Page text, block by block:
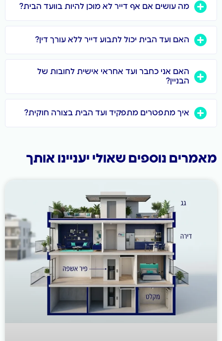
עושים אם אף דייר לא מוכן להיות בוועד הבית?
ועד הבית יכול לתבוע דייר ללא עורך דין?
אני כחבר ועד אחראי אישית לחובות של
מתפטרים מתפקיד ועד הבית בצורה חוקית?
נוספים שאולי יעניינו אותך